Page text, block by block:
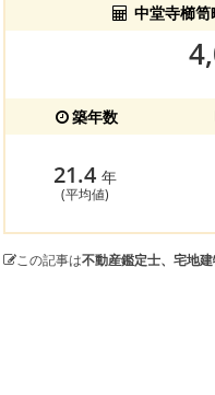
中堂寺櫛
築年数
21.4 年
(平均値)
この記事は不動産鑑定士、宅地